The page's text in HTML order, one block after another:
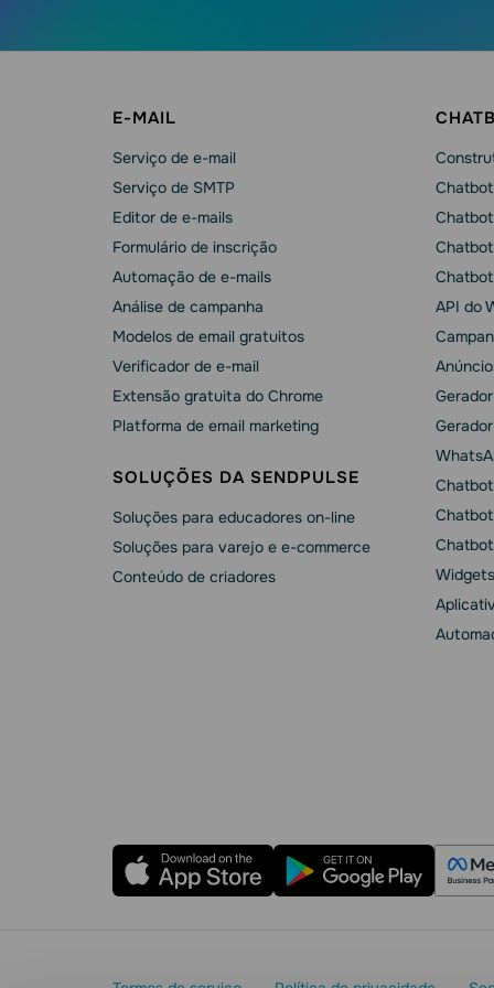
E-MAIL
Serviço de e-mail
Serviço de SMTP
Editor de e-mails
Formulário de inscrição
Automação de e-mails
Análise de campanha
Modelos de email gratuitos
Verificador de e-mail
Extensão gratuita do Chrome
Platforma de email marketing
SOLUÇÕES DA SENDPULSE
Soluções para educadores on-line
Soluções para varejo e e-commerce
Conteúdo de criadores
API do